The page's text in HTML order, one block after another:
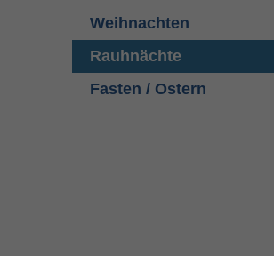
Weihnachten
Rauhnächte
Fasten / Ostern